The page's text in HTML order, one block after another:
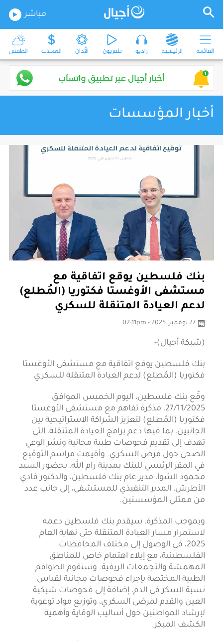
مباشر
القائمة الرئيسية راديو تلفزيون الأذان العملات الطقس
أخبار المؤسسات
بنك فلسطين يوقع اتفاقية مع
مستشفى الأوغستا فكتوريا (المُطلع)
لدعم العيادة المتنقلة للسكري
27 نوفمبر، 2025 - 02:11pm
(شبكة أجيال)-
بنك فلسطين يوقع اتفاقية مع مستشفى الأوغستا
فكتوريا (المُطلع) لدعم العيادة المتنقلة للسكري
وقّع بنك فلسطين، اليوم الخميس الموافق
27/11/2025، مذكرة تفاهم مع مستشفى الأوغستا
فكتوريا (المُطلع) لتعزيز الشراكة الاستراتيجية بين
الجانبين، بما فيها دعم برامج العيادة المتنقلة، التي
تهدف إلى تقديم فحوصات طبية مجانية ونشر الوعي
الصحي حول مرض السكري. وأقيمت مراسم التوقيع
في المقر الرئيسي للبنك بمدينة رام الله، بحضور السيد
محمود الشوا، مدير عام بنك فلسطين، والدكتور فادي
الأطرش، المدير التنفيذي للمستشفى، إلى جانب عدد
من ممثلي المؤسستين.
وبموجب المذكرة، سيقدم بنك فلسطين دعمه
لاستمرار مسار العيادة المتنقلة حتى نهاية العام
2025، في الوصول إلى مختلف المحافظات
الفلسطينية، مع إيلاء اهتمام خاص للمناطق
المهمشة والتجمعات الريفية. وستقوم الطواقم
الطبية المختصة بإجراء فحوصات مجانية لقياس
نسبة السكر في الدم، إضافة إلى فحوصات شبكية
العين والقدم لمرضى السكري، وتوزيع مواد توعوية
لإرشاد المواطنين حول أساليب الوقاية وأهمية
الكشف المبكر.